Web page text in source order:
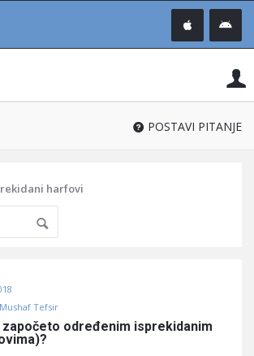
®
POSTAVI PITANJE
harfovi
Tefsir
određenim isprekidanim